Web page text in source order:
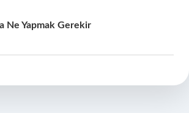
Ne Yapmak Gerekir